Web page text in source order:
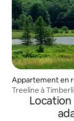
Appartement en
Treeline à
Location